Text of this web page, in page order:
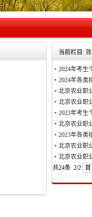
当前栏目:
2024年考生
2024年各类
北京农业职
北京农业职
2023年考生
北京农业职
2023年各类
北京农业职
北京农业职
共24条 2/2